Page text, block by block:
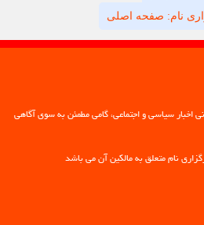
نام: صفحه اصلی